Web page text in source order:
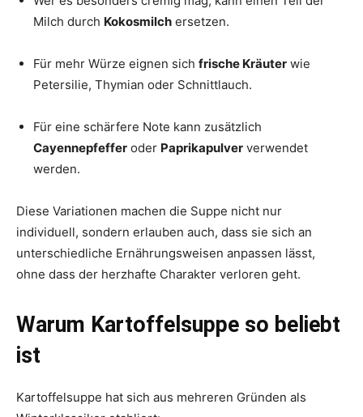
Milch durch Kokosmilch ersetzen.
Für mehr Würze eignen sich frische Kräuter wie
Petersilie, Thymian oder Schnittlauch.
Für eine schärfere Note kann zusätzlich
Cayennepfeffer oder Paprikapulver verwendet
werden.
Diese Variationen machen die Suppe nicht nur
individuell, sondern erlauben auch, dass sie sich an
unterschiedliche Ernährungsweisen anpassen lässt,
ohne dass der herzhafte Charakter verloren geht.
Warum Kartoffelsuppe so beliebt
ist
Kartoffelsuppe hat sich aus mehreren Gründen als